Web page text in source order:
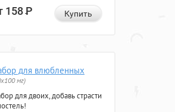
158Р Купить
для влюбленных
мг)
для двоих, добавь страсти